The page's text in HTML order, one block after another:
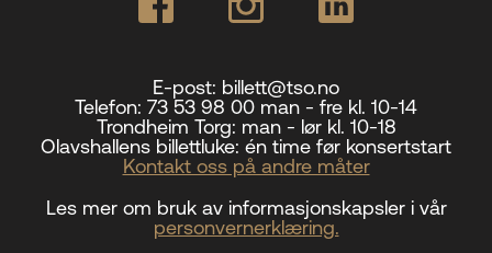
E-post: billett@tso.no
Telefon: 73 53 98 00 man - fre kl. 10-14
Trondheim Torg: man - lør kl. 10-18
Olavshallens billettluke: én time før konsertstart
Kontakt oss på andre måter
Les mer om bruk av informasjonskapsler i vår
personvernerklæring.